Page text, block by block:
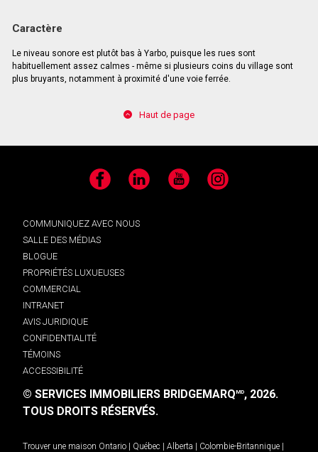
Caractère
Le niveau sonore est plutôt bas à Yarbo, puisque les rues sont
habituellement assez calmes - même si plusieurs coins du village sont
plus bruyants, notamment à proximité d'une voie ferrée.
Haut de page
Facebook LinkedIn YouTube Instagram
COMMUNIQUEZ AVEC NOUS
SALLE DES MÉDIAS
BLOGUE
PROPRIÉTÉS LUXUEUSES
COMMERCIAL
INTRANET
AVIS JURIDIQUE
CONFIDENTIALITÉ
TÉMOINS
ACCESSIBILITÉ
© SERVICES IMMOBILIERS BRIDGEMARQMD, 2026.
TOUS DROITS RÉSERVÉS.
Trouver une maison Ontario | Québec | Alberta | Colombie-Britannique |